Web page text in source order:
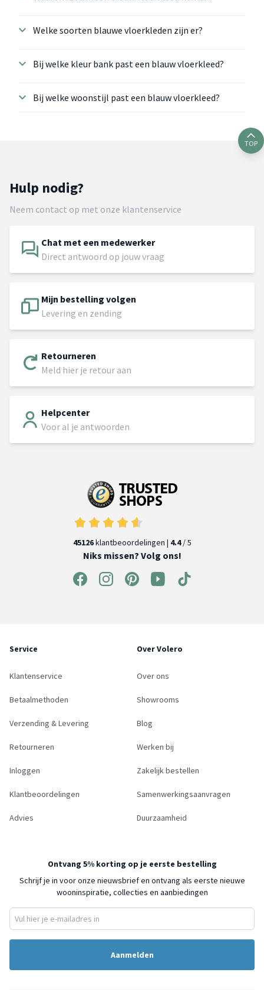
Welke soorten blauwe vloerkleden zijn er?
Bij welke kleur bank past een blauw vloerkleed?
Bij welke woonstijl past een blauw vloerkleed?
TOP
Hulp nodig?
Neem contact op met onze klantenservice
Chat met een medewerker
Direct antwoord op jouw vraag
Mijn bestelling volgen
Levering en zending
Retourneren
Meld hier je retour aan
Helpcenter
Voor al je antwoorden
45126klantbeoordelingen | 4.4/ 5
Niks missen? Volg ons!
Service
Klantenservice
Betaalmethoden
Verzending & Levering
Retourneren
Inloggen
Klantbeoordelingen
Advies
Over Volero
Over ons
Showrooms
Blog
Werken bij
Zakelijk bestellen
Samenwerkingsaanvragen
Duurzaamheid
Ontvang 5% korting op je eerste bestelling
Schrijf je in voor onze nieuwsbrief en ontvang als eerste nieuwe
wooninspiratie, collecties en aanbiedingen
Aanmelden